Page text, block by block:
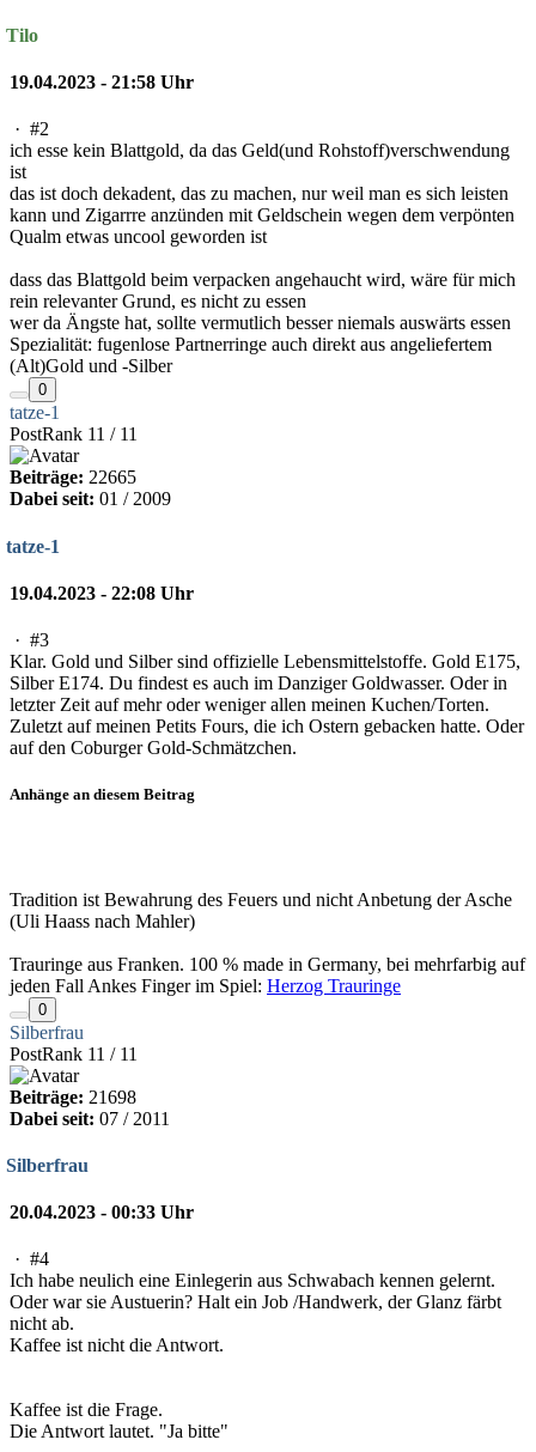
Tilo
19.04.2023 - 21:58 Uhr
· #2
ich esse kein Blattgold, da das Geld(und Rohstoff)verschwendung
ist
das ist doch dekadent, das zu machen, nur weil man es sich leisten
kann und Zigarrre anzünden mit Geldschein wegen dem verpönten
Qualm etwas uncool geworden ist
dass das Blattgold beim verpacken angehaucht wird, wäre für mich
rein relevanter Grund, es nicht zu essen
wer da Ängste hat, sollte vermutlich besser niemals auswärts essen
Spezialität: fugenlose Partnerringe auch direkt aus angeliefertem
(Alt)Gold und -Silber
0
tatze-1
PostRank 11 / 11
Beiträge: 22665
Dabei seit: 01 / 2009
tatze-1
19.04.2023 - 22:08 Uhr
· #3
Klar. Gold und Silber sind offizielle Lebensmittelstoffe. Gold E175,
Silber E174. Du findest es auch im Danziger Goldwasser. Oder in
letzter Zeit auf mehr oder weniger allen meinen Kuchen/Torten.
Zuletzt auf meinen Petits Fours, die ich Ostern gebacken hatte. Oder
auf den Coburger Gold-Schmätzchen.
Anhänge an diesem Beitrag
Tradition ist Bewahrung des Feuers und nicht Anbetung der Asche
(Uli Haass nach Mahler)
Trauringe aus Franken. 100 % made in Germany, bei mehrfarbig auf
jeden Fall Ankes Finger im Spiel: Herzog Trauringe
0
Silberfrau
PostRank 11 / 11
Beiträge: 21698
Dabei seit: 07 / 2011
Silberfrau
20.04.2023 - 00:33 Uhr
· #4
Ich habe neulich eine Einlegerin aus Schwabach kennen gelernt.
Oder war sie Austuerin? Halt ein Job /Handwerk, der Glanz färbt
nicht ab.
Kaffee ist nicht die Antwort.
Kaffee ist die Frage.
Die Antwort lautet. "Ja bitte"